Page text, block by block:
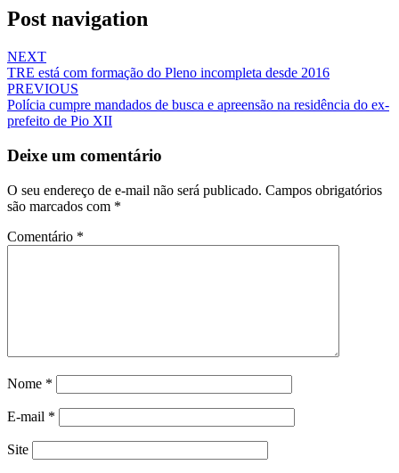
Post navigation
NEXT
TRE está com formação do Pleno incompleta desde 2016
PREVIOUS
Polícia cumpre mandados de busca e apreensão na residência do ex-
prefeito de Pio XII
Deixe um comentário
O seu endereço de e-mail não será publicado. Campos obrigatórios
são marcados com *
Comentário *
Nome *
E-mail *
Site